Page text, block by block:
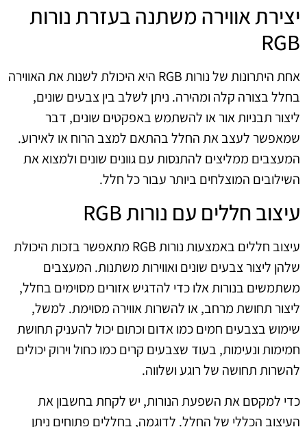
יצירת אווירה משתנה בעזרת נורות
RGB
אחת היתרונות של נורות RGB היא היכולת לשנות את האווירה
בחלל בצורה קלה ומהירה. ניתן לשלב בין צבעים שונים,
ליצור תבניות אור או להשתמש באפקטים שונים, דבר
שמאפשר לעצב את החלל בהתאם למצב הרוח או לאירוע.
המעצבים ממליצים להתנסות עם גוונים שונים ולמצוא את
השילובים המוצלחים ביותר עבור כל חלל.
עיצוב חללים עם נורות RGB
עיצוב חללים באמצעות נורות RGB מתאפשר בזכות היכולת
שלהן ליצור צבעים שונים ואווירות משתנות. המעצבים
משתמשים בנורות אלו כדי להדגיש אזורים מסוימים בחלל,
ליצור תחושת מרחב, או להשרות אווירה מסוימת. למשל,
שימוש בצבעים חמים כמו אדום וכתום יכול להעניק תחושת
חמימות ונעימות, בעוד שצבעים קרים כמו כחול וירוק יכולים
להשרות תחושה של רוגע ושלווה.
כדי למקסם את השפעת הנורות, יש לקחת בחשבון את
העיצוב הכללי של החלל. לדוגמה, בחללים פתוחים ניתן